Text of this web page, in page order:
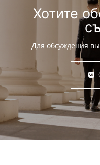
Хотите
Для обсуждения